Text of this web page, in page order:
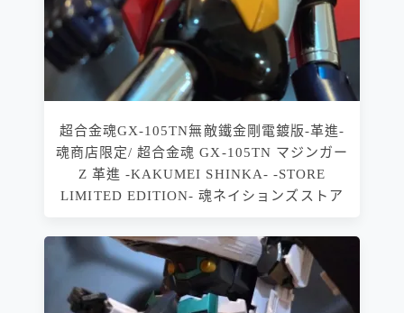
超合金魂GX-105TN無敵鐵金剛電鍍版-革進-
魂商店限定/ 超合金魂 GX-105TN マジンガー
Z 革進 -KAKUMEI SHINKA- -STORE
LIMITED EDITION- 魂ネイションズストア